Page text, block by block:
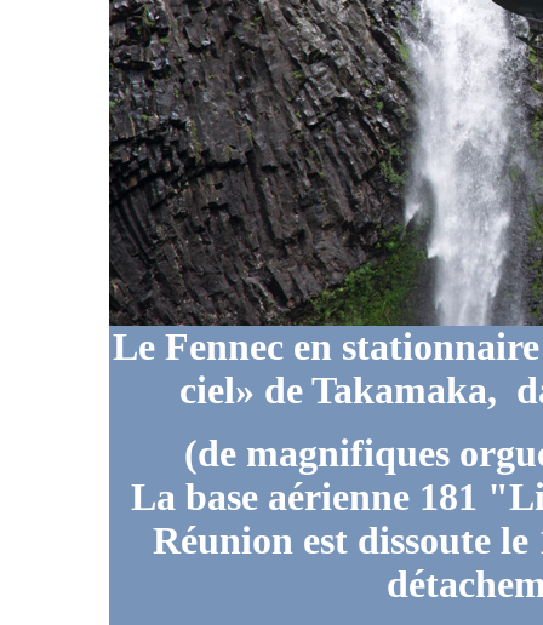
Le Fennec en
ciel» de Takamaka,
(de magnifiques
La base aérienne 181
Réunion est dissoute